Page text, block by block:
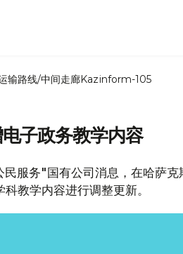
输路线/中间走廊Kazinform-105
子政务教学内容
服务"国有公司消息，在哈萨克
教学内容进行调整更新。